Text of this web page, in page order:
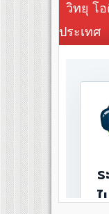
วิทยุ โ
ประเทศ